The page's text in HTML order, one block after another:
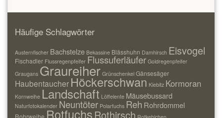
Häufige Schlagwörter
Austernfischer Bachstelze Bekassine Blässhuhn Damhirsch Eisvogel
Fischadler Flussregenpfeifer Flussuferläufer Goldregenpfeifer
Graugans Graureiher Grünschenkel Gänsesäger
Haubentaucher Höckerschwan Kiebitz Kormoran
Kornweihe Landschaft Löffelente Mäusebussard
Naturfotokalender Neuntöter Polarfuchs Reh Rohrdommel
Rohrweihe Rotfuchs Rothirsch